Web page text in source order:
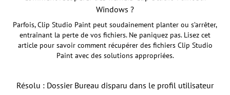
Windows ?
Parfois, Clip Studio Paint peut soudainement planter ou s’arrêter,
entraînant la perte de vos fichiers. Ne paniquez pas. Lisez cet
article pour savoir comment récupérer des fichiers Clip Studio
Paint avec des solutions appropriées.
Résolu : Dossier Bureau disparu dans le profil utilisateur